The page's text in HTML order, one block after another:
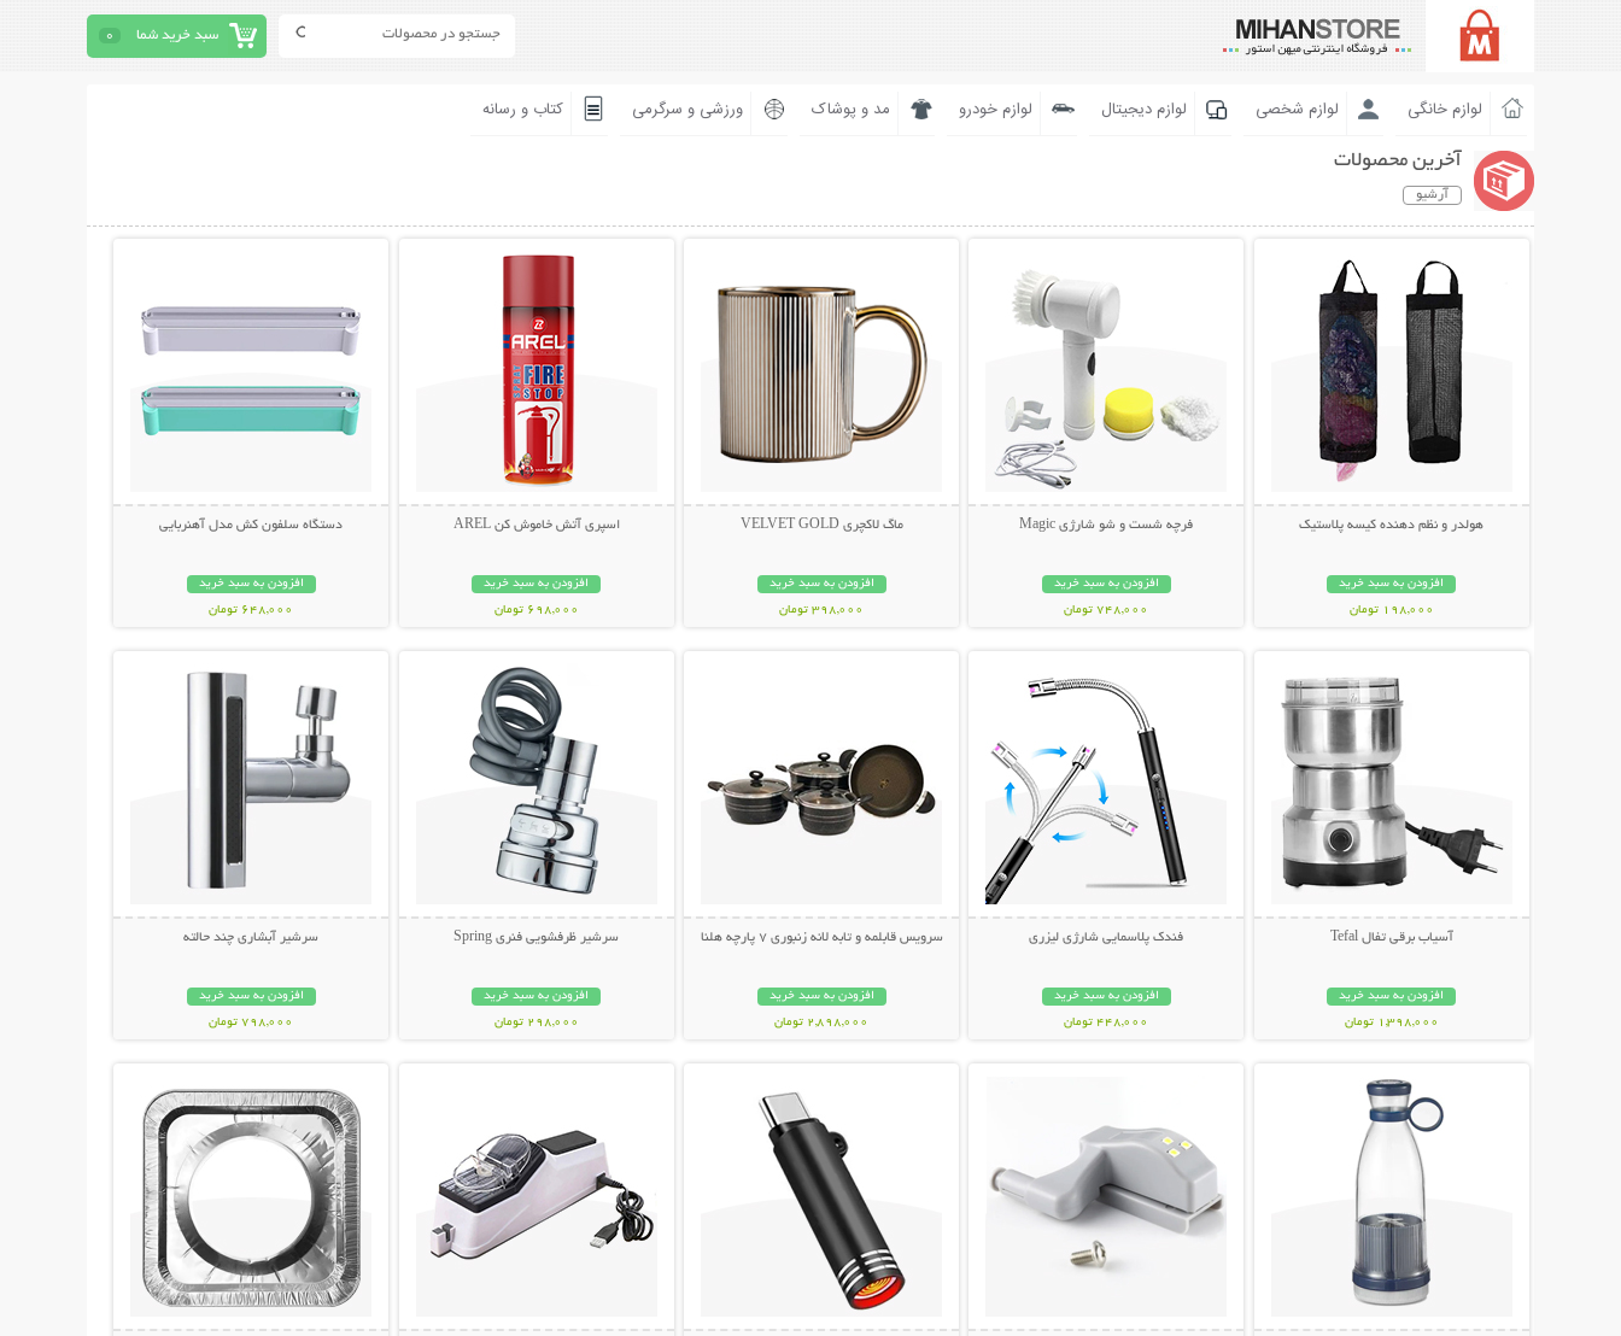
سبد خرید شما 0
لوازم خانگی لوازم شخصی لوازم دیجیتال لوازم خودرو مد و پوشاک ورزشی و سرگرمی کتاب و رسانه
آخرین محصولات
آرشیو
هولدر و نظم دهنده کیسه پلاستیک
افزودن به سبد خرید
198,000 تومان
فرچه شست و شو شارژی Magic
افزودن به سبد خرید
748,000 تومان
ماگ لاکچری VELVET GOLD
افزودن به سبد خرید
398,000 تومان
اسپری آتش خاموش کن AREL
افزودن به سبد خرید
698,000 تومان
دستگاه سلفون کش مدل آهنربایی
افزودن به سبد خرید
648,000 تومان
آسیاب برقی تفال Tefal
افزودن به سبد خرید
1,398,000 تومان
فندک پلاسمایی شارژی لیزری
افزودن به سبد خرید
448,000 تومان
سرویس قابلمه و تابه لانه زنبوری 7 پارچه هلنا
افزودن به سبد خرید
2,898,000 تومان
سرشیر ظرفشویی فنری Spring
افزودن به سبد خرید
298,000 تومان
سرشیر آبشاری چند حالته
افزودن به سبد خرید
798,000 تومان